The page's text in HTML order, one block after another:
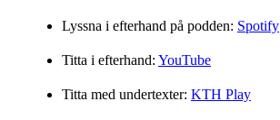
Lyssna i efterhand på podden: Spotify
Titta i efterhand: YouTube
Titta med undertexter: KTH Play